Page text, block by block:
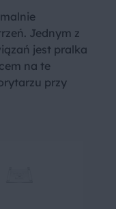
Jednym z
jest pralka
na te
przy